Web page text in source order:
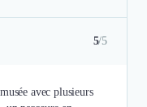
5/5
avec plusieurs